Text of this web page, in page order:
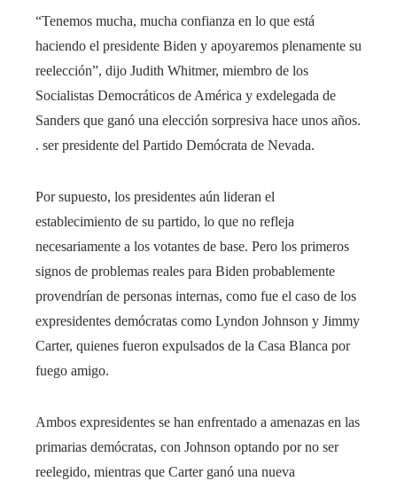
“Tenemos mucha, mucha confianza en lo que está
haciendo el presidente Biden y apoyaremos plenamente su
reelección”, dijo Judith Whitmer, miembro de los
Socialistas Democráticos de América y exdelegada de
Sanders que ganó una elección sorpresiva hace unos años.
. ser presidente del Partido Demócrata de Nevada.
Por supuesto, los presidentes aún lideran el
establecimiento de su partido, lo que no refleja
necesariamente a los votantes de base. Pero los primeros
signos de problemas reales para Biden probablemente
provendrían de personas internas, como fue el caso de los
expresidentes demócratas como Lyndon Johnson y Jimmy
Carter, quienes fueron expulsados ​​​​de la Casa Blanca por
fuego amigo.
Ambos expresidentes se han enfrentado a amenazas en las
primarias demócratas, con Johnson optando por no ser
reelegido, mientras que Carter ganó una nueva